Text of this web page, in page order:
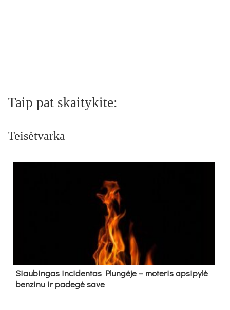
Taip pat skaitykite:
Teisėtvarka
Siau­bin­gas in­ci­den­tas Plun­gė­je – mo­te­ris ap­si­py­lė
ben­zi­nu ir pa­de­gė sa­ve